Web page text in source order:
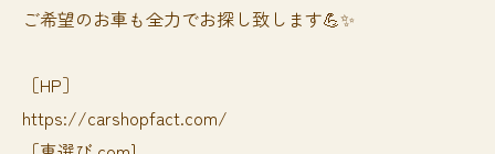
ご希望のお車も全力でお探し致します💪✨
［HP］
https://carshopfact.com/